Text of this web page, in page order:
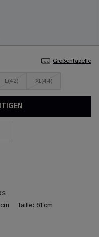
Größentabelle
L(42) XL(44)
Taille: 61 cm